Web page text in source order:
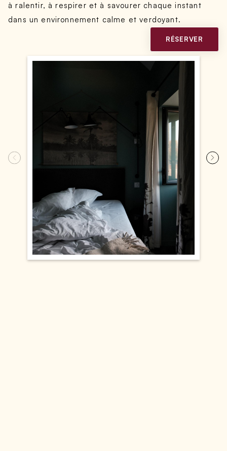
à ralentir, à respirer et à savourer chaque instant
dans un environnement calme et verdoyant.
RÉSERVER